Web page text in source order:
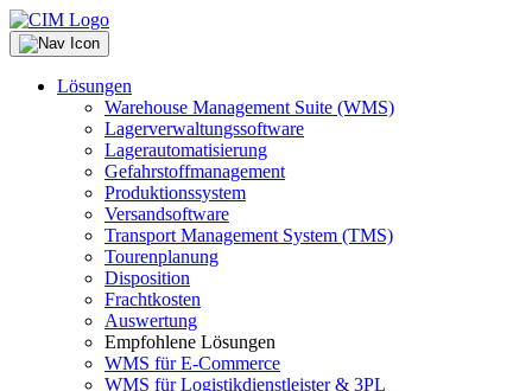
Lösungen
Warehouse Management Suite (WMS)
Lagerverwaltungssoftware
Lagerautomatisierung
Gefahrstoffmanagement
Produktionssystem
Versandsoftware
Transport Management System (TMS)
Tourenplanung
Disposition
Frachtkosten
Auswertung
Empfohlene Lösungen
WMS für E-Commerce
WMS für Logistikdienstleister & 3PL